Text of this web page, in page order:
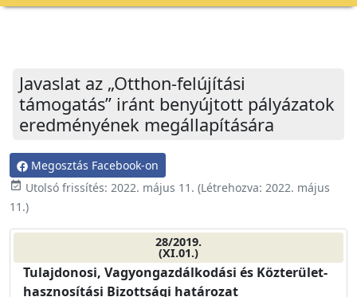
Javaslat az „Otthon-felújítási
támogatás” iránt benyújtott pályázatok
eredményének megállapítására
Megosztás Facebook-on
event_available Utolsó frissítés: 2022. május 11. (Létrehozva: 2022. május
11.)
28/2019.
(XI.01.)
Tulajdonosi, Vagyongazdálkodási és Közterület-
hasznosítási Bizottsági határozat